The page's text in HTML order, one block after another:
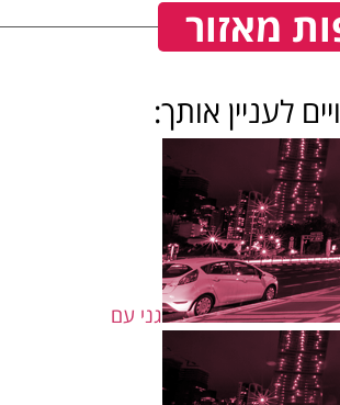
מאזור
לעניין אותך:
גני עם